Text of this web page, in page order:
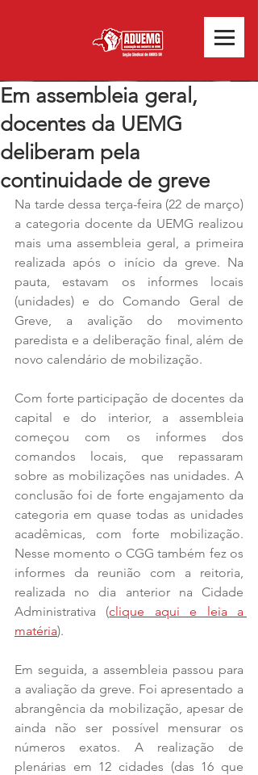
Em assembleia geral,
docentes da UEMG
deliberam pela
continuidade de greve
Na tarde dessa terça-feira (22 de março)
a categoria docente da UEMG realizou
mais uma assembleia geral, a primeira
realizada após o início da greve. Na
pauta, estavam os informes locais
(unidades) e do Comando Geral de
Greve, a avalição do movimento
paredista e a deliberação final, além de
novo calendário de mobilização.
Com forte participação de docentes da
capital e do interior, a assembleia
começou com os informes dos
comandos locais, que repassaram
sobre as mobilizações nas unidades. A
conclusão foi de forte engajamento da
categoria em quase todas as unidades
acadêmicas, com forte mobilização.
Nesse momento o CGG também fez os
informes da reunião com a reitoria,
realizada no dia anterior na Cidade
Administrativa (clique aqui e leia a
matéria).
Em seguida, a assembleia passou para
a avaliação da greve. Foi apresentado a
abrangência da mobilização, apesar de
ainda não ser possível mensurar os
números exatos. A realização de
plenárias em 12 cidades (das 16 que